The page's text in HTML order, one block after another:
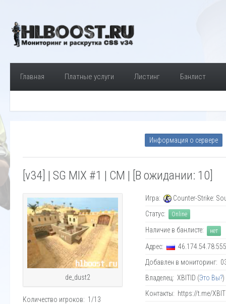
Главная Платные услуги Листинг Банлист
Информация о сервере
[v34] | SG MIX #1 | CM | [В ожидании: 10]
de_dust2
Количество игроков: 1/13
Игра:
Counter-Strike:
Статус:
Online
Наличие в банлисте: нет
Адрес:
Добавлен в мониторинг:
Владелец: XBITID (Это Вы?)
Контакты: https://t.me/